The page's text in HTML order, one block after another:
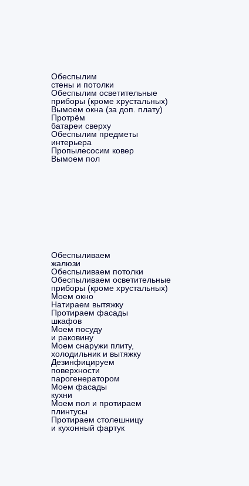
Обеспылим
стены и потолки
Обеспылим осветительные
приборы (кроме хрустальных)
Вымоем окна (за доп. плату)
Протрём
батареи сверху
Обеспылим предметы
интерьера
Пропылесосим ковер
Вымоем пол
Обеспыливаем
жалюзи
Обеспыливаем потолки
Обеспыливаем осветительные
приборы (кроме хрустальных)
Моем окно
Натираем вытяжку
Протираем фасады
шкафов
Моем посуду
и раковину
Моем снаружи плиту,
холодильник и вытяжку
Дезинфицируем
поверхности
парогенератором
Моем фасады
кухни
Моем пол и протираем
плинтусы
Протираем столешницу
и кухонный фартук